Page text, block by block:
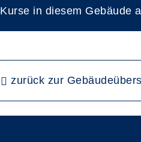
Kurse in diesem Gebäude
zurück zur